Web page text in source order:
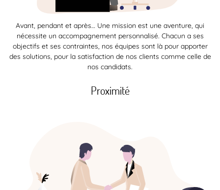
Avant, pendant et après… Une mission est une aventure, qui
nécessite un accompagnement personnalisé. Chacun a ses
objectifs et ses contraintes, nos équipes sont là pour apporter
des solutions, pour la satisfaction de nos clients comme celle de
nos candidats.
Proximité